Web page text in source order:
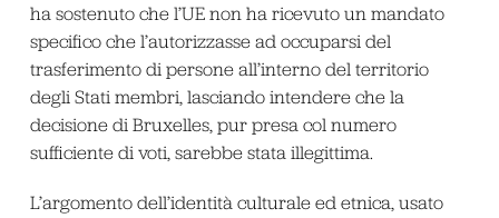
ha sostenuto che l’UE non ha ricevuto un mandato
specifico che l’autorizzasse ad occuparsi del
trasferimento di persone all’interno del territorio
degli Stati membri, lasciando intendere che la
decisione di Bruxelles, pur presa col numero
sufficiente di voti, sarebbe stata illegittima.
L’argomento dell’identità culturale ed etnica, usato